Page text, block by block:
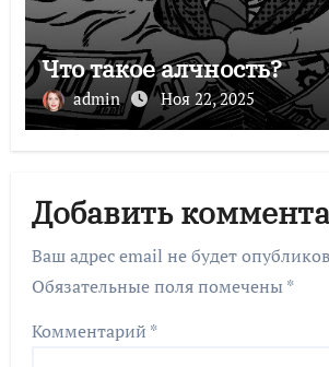
Что такое алчность?
admin Ноя 22, 2025
Добавить
Ваш адрес email не будет
Обязательные поля помечены *
Комментарий *